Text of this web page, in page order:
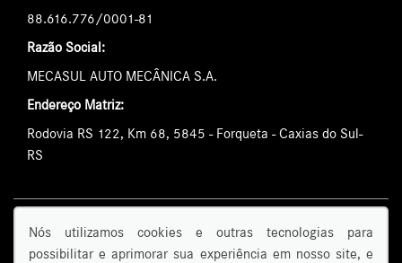
88.616.776/0001-81
Razão Social:
MECASUL AUTO MECÂNICA S.A.
Endereço Matriz:
Rodovia RS 122, Km 68, 5845 - Forqueta - Caxias do Sul-
RS
Uma empresa Daimler Truck AG
e Mercedes-Benz são marcas comerciais da Mercedes-Benz Group AG
Nós utilizamos cookies e outras tecnologias para
possibilitar e aprimorar sua experiência em nosso site, e